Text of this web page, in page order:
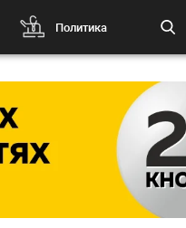
Политика